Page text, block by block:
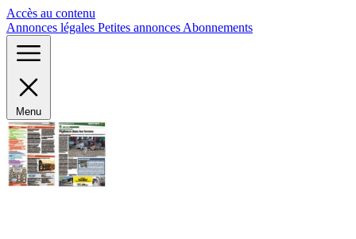
Accès au contenu
Annonces légales Petites annonces Abonnements
Menu
Panneau de gestion des cookies